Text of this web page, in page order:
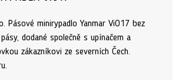
Pásové minirypadlo Yanmar ViO17 bez
dodané společně s upínačem a
zákazníkovi ze severních Čech.